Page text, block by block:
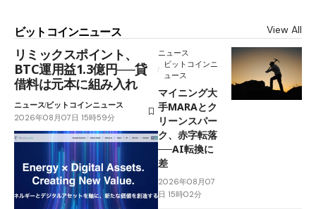
ビットコインニュース View All
リミックスポイント、
BTC運用益1.3億円──貸
借料は元本に組み入れ
ニュースビットコインニュース
2026年08月07日 15時59分
ニュース
ビットコインニ
ュース
マイニング大
手MARAとク
リーンスパー
ク、赤字転落
──AI転換に
差
2026年08月07
日 15時02分